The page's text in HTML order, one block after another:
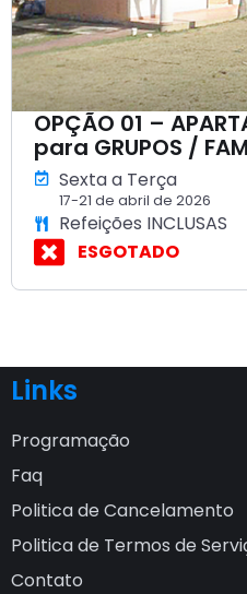
OPÇÃO 01 –
para GRUPOS /
Sexta a Terça
17-21 de abril de 2026
Refeições INCLUSAS
ESGOTADO
Links
Programação
Faq
Politica de Cancelamento
Politica de Termos de
Contato